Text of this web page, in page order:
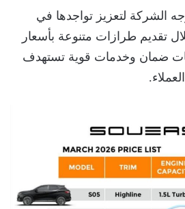
الشركة لتعزيز تواجدها في
تقديم طرازات متنوعة بأسعار
ضمان وخدمات قوية تستهدف